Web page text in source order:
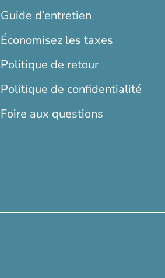
Guide d’entretien
Économisez les taxes
Politique de retour
Politique de confidentialité
Foire aux questions